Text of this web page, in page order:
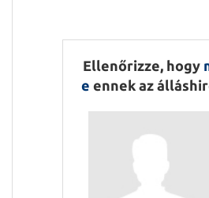
Ellenőrizze, hogy
e ennek az